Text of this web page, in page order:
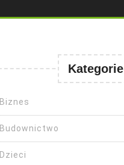
Kategorie
Biznes
Budownictwo
Dzieci